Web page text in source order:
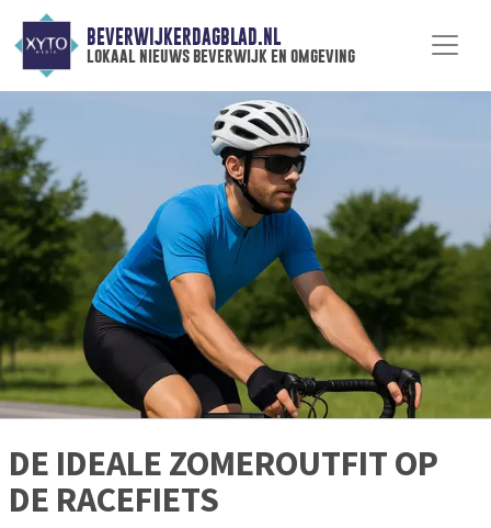
BEVERWIJKERDAGBLAD.NL
lokaal nieuws beverwijk en omgeving
DE IDEALE ZOMEROUTFIT OP
DE RACEFIETS